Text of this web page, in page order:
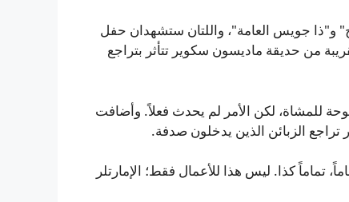
و"ذا جويس العامة"، واللتان ستشهدان حفل
من حديقة ماديسون سكوير تتأثر بتراجع
للمشاة، لكن الأمر لم يحدث فعلاً. وأضافت
الزبائن الذين يدخلون صدفة.
تماماً كذا. ليس هذا للأعمال فقط؛ الإمارتلر